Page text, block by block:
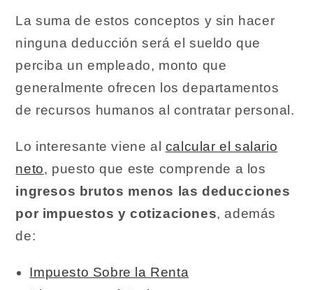
La suma de estos conceptos y sin hacer
ninguna deducción será el sueldo que
perciba un empleado, monto que
generalmente ofrecen los departamentos
de recursos humanos al contratar personal.
Lo interesante viene al calcular el salario
neto, puesto que este comprende a los
ingresos brutos menos las deducciones
por impuestos y cotizaciones, además
de:
Impuesto Sobre la Renta